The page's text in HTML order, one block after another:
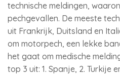
technische meldingen,
pechgevallen. De meeste
uit Frankrijk, Duitsland en
om motorpech, een lekke
het gaat om medische
top 3 uit: 1. Spanje, 2. Turkije